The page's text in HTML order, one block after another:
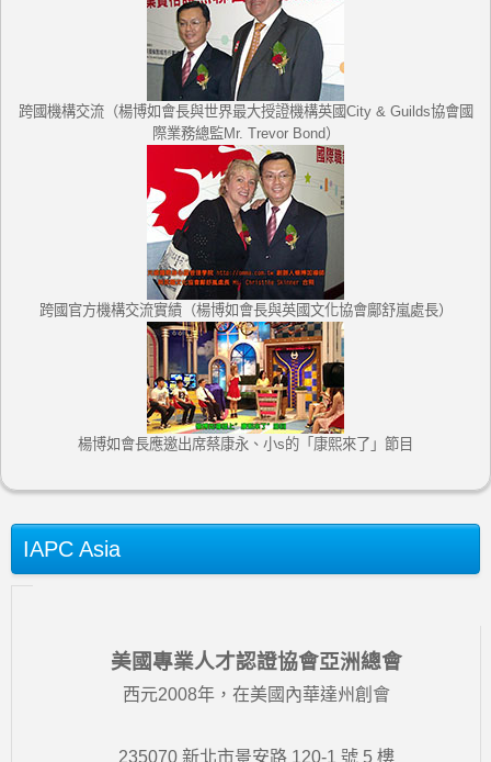
跨國機構交流（楊博如會長與世界最大授證機構英國City & Guilds協會國
際業務總監Mr. Trevor Bond）
跨國官方機構交流實績（楊博如會長與英國文化協會鄺舒嵐處長）
楊博如會長應邀出席蔡康永、小s的「康熙來了」節目
IAPC Asia
美國專業人才認證協會亞洲總會
西元2008年，在美國內華達州創會
235070 新北市景安路 120-1 號 5 樓